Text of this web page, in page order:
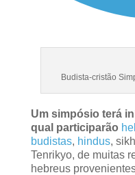
Budista-cristão
Um simpósio terá
qual participarão
budistas, hindus,
Tenrikyo, de muitas
hebreus